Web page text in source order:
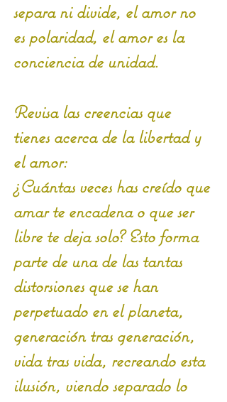
separa ni divide, el amor no
es polaridad, el amor es la
conciencia de unidad.
Revisa las creencias que
tienes acerca de la libertad y
el amor:
¿Cuántas veces has creído que
amar te encadena o que ser
libre te deja solo? Esto forma
parte de una de las tantas
distorsiones que se han
perpetuado en el planeta,
generación tras generación,
vida tras vida, recreando esta
ilusión, viendo separado lo